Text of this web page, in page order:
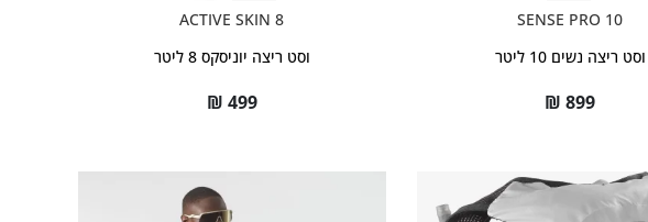
SENSE PRO 10
וסט ריצה נשים 10 ליטר
₪ 899
ACTIVE SKIN 8
וסט ריצה יוניסקס 8 ליטר
₪ 499